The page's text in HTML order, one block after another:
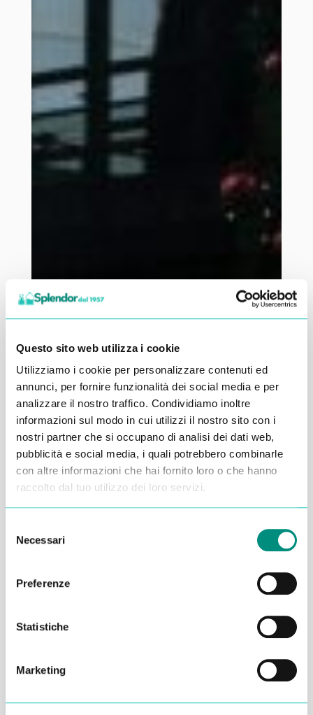
Questo sito web utilizza i cookie
Utilizziamo i cookie per personalizzare contenuti ed
annunci, per fornire funzionalità dei social media e per
analizzare il nostro traffico. Condividiamo inoltre
informazioni sul modo in cui utilizzi il nostro sito con i
nostri partner che si occupano di analisi dei dati web,
pubblicità e social media, i quali potrebbero combinarle
con altre informazioni che hai fornito loro o che hanno
raccolto dal tuo utilizzo dei loro servizi.
delNecessari
Preferenze
Statistiche
Marketing